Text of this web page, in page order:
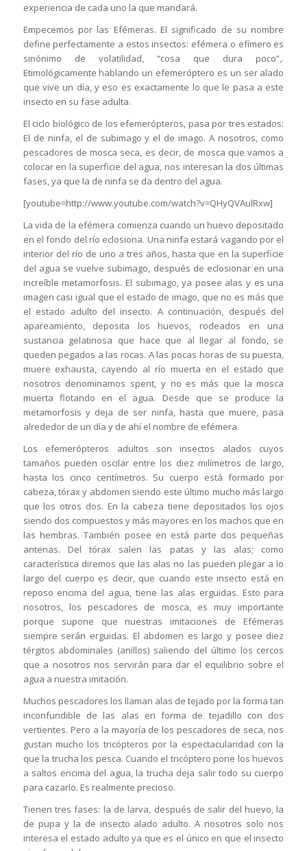
experiencia de cada uno la que mandará.
Empecemos por las Efémeras. El significado de su nombre
define perfectamente a estos insectos: efémera o efímero es
sinónimo de volatilidad, “cosa que dura poco”,.
Etimológicamente hablando un efemeróptero es un ser alado
que vive un día, y eso es exactamente lo que le pasa a este
insecto en su fase adulta.
El ciclo biológico de los efemerópteros, pasa por tres estados:
El de ninfa, el de subimago y el de imago. A nosotros, como
pescadores de mosca seca, es decir, de mosca que vamos a
colocar en la superficie del agua, nos interesan la dos últimas
fases, ya que la de ninfa se da dentro del agua.
[youtube=http://www.youtube.com/watch?v=QHyQVAulRxw]
La vida de la efémera comienza cuando un huevo depositado
en el fondo del río eclosiona. Una ninfa estará vagando por el
interior del río de uno a tres años, hasta que en la superficie
del agua se vuelve subimago, después de eclosionar en una
increíble metamorfosis. El subimago, ya posee alas y es una
imagen casi igual que el estado de imago, que no es más que
el estado adulto del insecto. A continuación, después del
apareamiento, deposita los huevos, rodeados en una
sustancia gelatinosa que hace que al llegar al fondo, se
queden pegados a las rocas. A las pocas horas de su puesta,
muere exhausta, cayendo al río muerta en el estado que
nosotros denominamos spent, y no es más que la mosca
muerta flotando en el agua. Desde que se produce la
metamorfosis y deja de ser ninfa, hasta que muere, pasa
alrededor de un día y de ahí el nombre de efémera.
Los efemerópteros adultos son insectos alados cuyos
tamaños pueden oscilar entre los diez milímetros de largo,
hasta los cinco centímetros. Su cuerpo está formado por
cabeza, tórax y abdomen siendo este último mucho más largo
que los otros dos. En la cabeza tiene depositados los ojos
siendo dos compuestos y más mayores en los machos que en
las hembras. También posee en está parte dos pequeñas
antenas. Del tórax salen las patas y las alas; como
característica diremos que las alas no las pueden plegar a lo
largo del cuerpo es decir, que cuando este insecto está en
reposo encima del agua, tiene las alas erguidas. Esto para
nosotros, los pescadores de mosca, es muy importante
porque supone que nuestras imitaciones de Efémeras
siempre serán erguidas. El abdomen es largo y posee diez
térgitos abdominales (anillos) saliendo del último los cercos
que a nosotros nos servirán para dar el equilibrio sobre el
agua a nuestra imitación.
Muchos pescadores los llaman alas de tejado por la forma tan
inconfundible de las alas en forma de tejadillo con dos
vertientes. Pero a la mayoría de los pescadores de seca, nos
gustan mucho los tricópteros por la espectacularidad con la
que la trucha los pesca. Cuando el tricóptero pone los huevos
a saltos encima del agua, la trucha deja salir todo su cuerpo
para cazarlo. Es realmente precioso.
Tienen tres fases: la de larva, después de salir del huevo, la
de pupa y la de insecto alado adulto. A nosotros solo nos
interesa el estado adulto ya que es el único en que el insecto